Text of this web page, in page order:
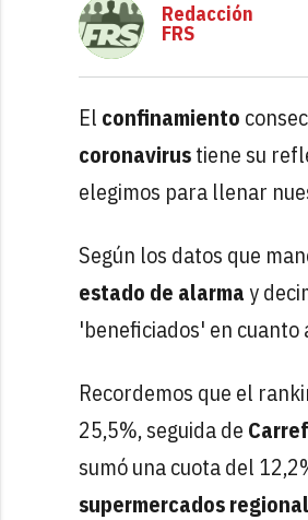
Redacción
FRS
El confinamiento
coronavirustiene su
elegimos para llenar
Según los datos que
estado de alarmay
'beneficiados' en cuanto
Recordemos que el
25,5%, seguida de
sumó una cuota del
supermercados